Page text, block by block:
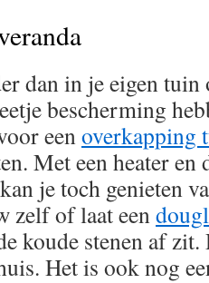
dan in je eigen tuin
bescherming
eenoverkapping
Met een heater en
je toch genieten
zelf of laat een
koude stenen af zit.
Het is ook nog